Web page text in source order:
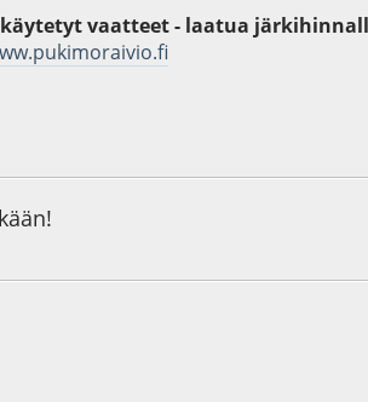
vaatteet - laatua